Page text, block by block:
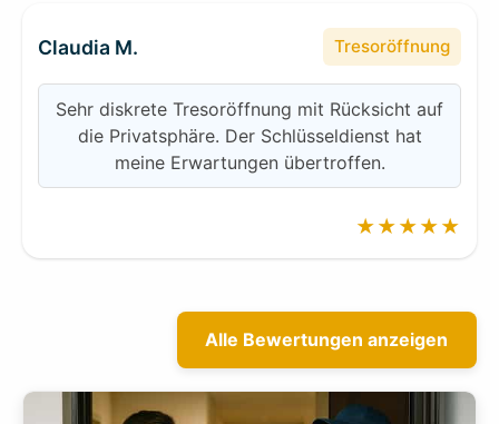
Claudia M. Tresoröffnung
Sehr diskrete Tresoröffnung mit Rücksicht auf
die Privatsphäre. Der Schlüsseldienst hat
meine Erwartungen übertroffen.
★★★★★
Alle Bewertungen anzeigen